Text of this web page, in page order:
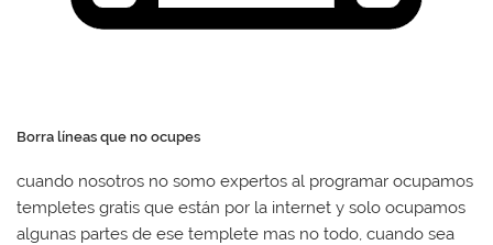
Borra líneas que no ocupes
cuando nosotros no somo expertos al programar ocupamos
templetes gratis que están por la internet y solo ocupamos
algunas partes de ese templete mas no todo, cuando sea